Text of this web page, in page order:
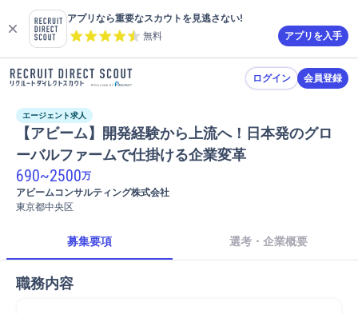
アプリなら重要なスカウトを見逃さない!
無料
アプリを入手
ログイン 会員登録
エージェント求人
【アビーム】開発経験から上流へ！日本発のグロ
ーバルファームで仕掛ける企業変革
690~2500万
アビームコンサルティング株式会社
東京都中央区
募集要項 選考・企業概要
職務内容